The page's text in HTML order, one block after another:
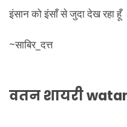
इंसान को इंसाँ से जुदा देख रहा हूँ
~साबिर_दत्त
वतन शायरी